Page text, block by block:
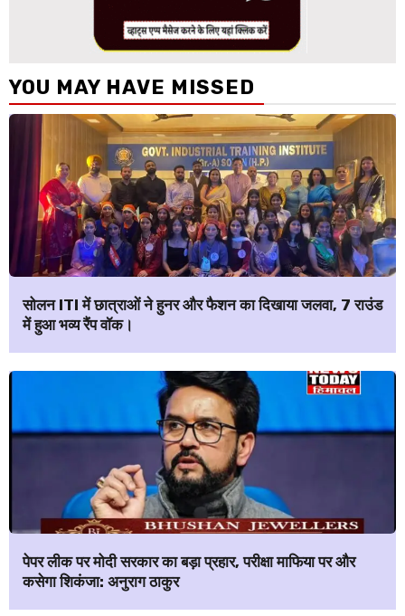
YOU MAY HAVE MISSED
सोलन ITI में छात्राओं ने हुनर और फैशन का दिखाया जलवा, 7 राउंड
में हुआ भव्य रैंप वॉक।
पेपर लीक पर मोदी सरकार का बड़ा प्रहार, परीक्षा माफिया पर और
कसेगा शिकंजा: अनुराग ठाकुर